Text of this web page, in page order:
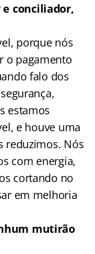
conciliador,
porque nós
o pagamento
falo dos
estamos
e houve uma
reduzimos. Nós
com energia,
cortando no
em melhoria
mutirão